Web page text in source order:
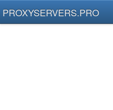
PROXYSERVERS.PRO